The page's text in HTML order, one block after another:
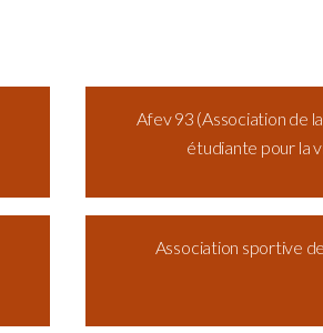
Afev 93 (Association de
étudiante pour la
Association sportive